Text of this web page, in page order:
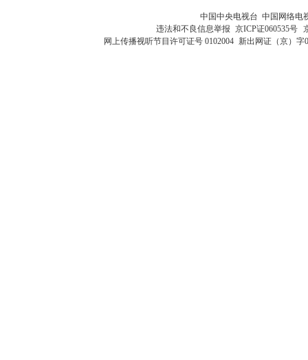
中国中央电视台 中国网络电
违法和不良信息举报 京ICP证060535号
网上传播视听节目许可证号 0102004 新出网证（京）